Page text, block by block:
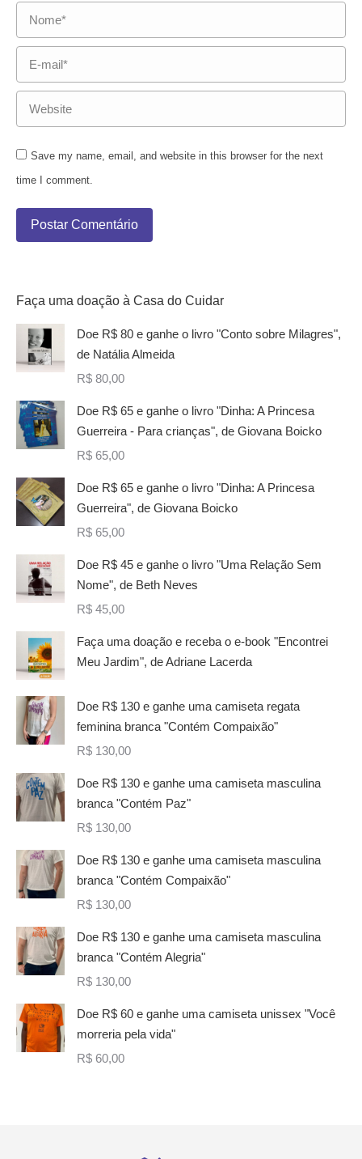
Nome *
E-mail *
Website
Save my name, email, and website in this browser for the next
time I comment.
Postar Comentário
Faça uma doação à Casa do Cuidar
Doe R$ 80 e ganhe o livro "Conto sobre Milagres",
de Natália Almeida
R$ 80,00
Doe R$ 65 e ganhe o livro "Dinha: A Princesa
Guerreira - Para crianças", de Giovana Boicko
R$ 65,00
Doe R$ 65 e ganhe o livro "Dinha: A Princesa
Guerreira", de Giovana Boicko
R$ 65,00
Doe R$ 45 e ganhe o livro "Uma Relação Sem
Nome", de Beth Neves
R$ 45,00
Faça uma doação e receba o e-book "Encontrei
Meu Jardim", de Adriane Lacerda
Doe R$ 130 e ganhe uma camiseta regata
feminina branca "Contém Compaixão"
R$ 130,00
Doe R$ 130 e ganhe uma camiseta masculina
branca "Contém Paz"
R$ 130,00
Doe R$ 130 e ganhe uma camiseta masculina
branca "Contém Compaixão"
R$ 130,00
Doe R$ 130 e ganhe uma camiseta masculina
branca "Contém Alegria"
R$ 130,00
Doe R$ 60 e ganhe uma camiseta unissex "Você
morreria pela vida"
R$ 60,00